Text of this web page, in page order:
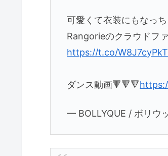
可愛くて衣装にもなっ
Rangorieのクラウドフ
https://t.co/
ダンス動画🔻🔻🔻
— BOLLYQUE / ボリウ